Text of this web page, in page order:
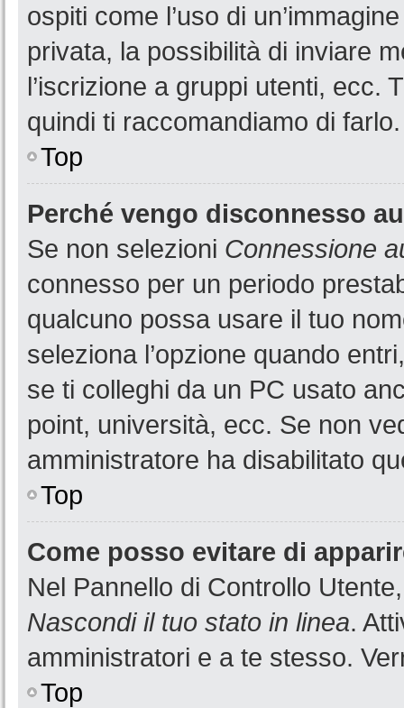
ospiti come l’uso di
privata, la possibilità di inviare
l’iscrizione a gruppi utenti, ecc.
quindi ti raccomandiamo di farlo.
Top
Perché vengo disconnesso
Se non selezioni Connessione
connesso per un periodo
qualcuno possa usare il tuo
seleziona l’opzione quando
se ti colleghi da un PC usato
point, università, ecc. Se non
amministratore ha disabilitato
Top
Come posso evitare di
Nel Pannello di Controllo
Nascondi il tuo stato in linea.
amministratori e a te stesso.
Top